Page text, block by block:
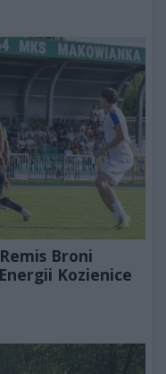
Broni
Kozienice